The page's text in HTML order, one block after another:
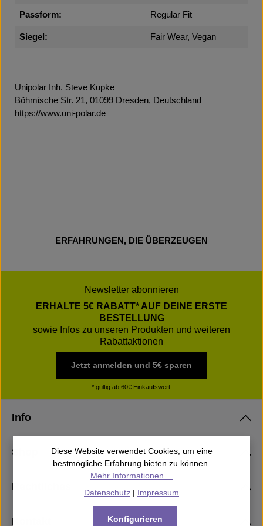
Passform: Regular Fit
Siegel: Fair Wear, Vegan
Unipolar Inh. Steve Kupke
Böhmische Str. 21, 01099 Dresden, Deutschland
https://www.uni-polar.de
ERFAHRUNGEN, DIE ÜBERZEUGEN
Newsletter abonnieren
ERHALTE 5€ RABATT* AUF DEINE ERSTE
BESTELLUNG
sowie Infos zu unseren Produkten und weiteren
Rabattaktionen
Jetzt anmelden und 5€ sparen
* gültig ab 60€ Einkaufswert.
Info
Shop
Rechtliches
Kontakt
Diese Website verwendet Cookies, um eine
bestmögliche Erfahrung bieten zu können.
Mehr Informationen ...
Datenschutz | Impressum
Konfigurieren